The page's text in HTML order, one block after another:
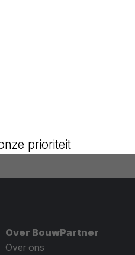
prioriteit
Over BouwPartner
Over ons